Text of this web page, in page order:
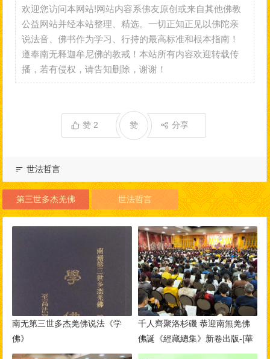
欢迎您访问本网站!网站内容系佛友原创或来自其他佛教
公益网站并经本站整理、精选。一切正知正见以佛陀亲
说法音、佛书作为学习、行持的最高标准和根本指南！
遵奉南无释迦牟尼佛的教戒！本站所有内容欢迎转载传
播，若有侵权，请告知删除，谢谢！
赞 2 分享
赞
世法哲言
第三世多杰羌佛 世法哲言
南无第三世多杰羌佛说法《学
佛》
千人齊聚洛杉磯 恭迎南無羌佛
佛誕《經藏總集》新卷出版-[華
人今日網]